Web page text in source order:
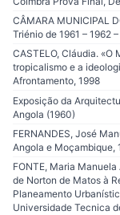
CÂMARA MUNICIPAL
Triénio de 1961 – 1962
CASTELO, Cláudia. «O
tropicalismo e a
Afrontamento, 1998
Exposição da
Angola (1960)
FERNANDES, José
Angola e Moçambique,
FONTE, Maria
de Norton de Matos à
Planeamento
Universidade Tecnica